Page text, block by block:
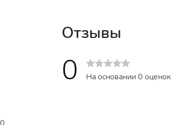
Несколько видов
наполняя кожу влагой,
функцию, эффективно
желез.
Отзывы
0 На основании 0 оценок